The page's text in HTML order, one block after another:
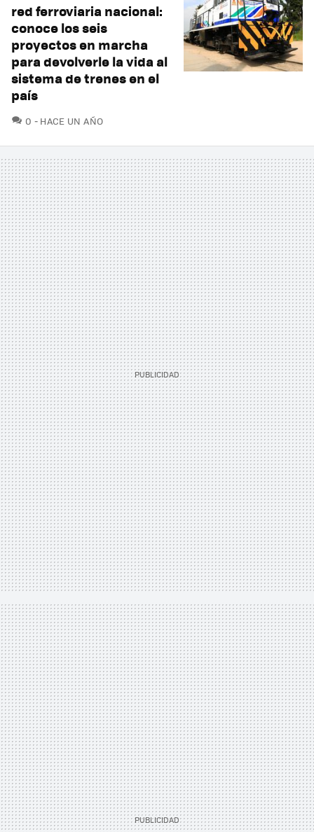
red ferroviaria nacional:
conoce los seis
proyectos en marcha
para devolverle la vida al
sistema de trenes en el
país
0 COMENTARIOS
HACE UN AÑO